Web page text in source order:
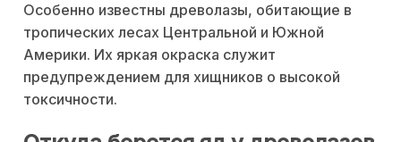
Особенно известны древолазы, обитающие в
тропических лесах Центральной и Южной
Америки. Их яркая окраска служит
предупреждением для хищников о высокой
токсичности.